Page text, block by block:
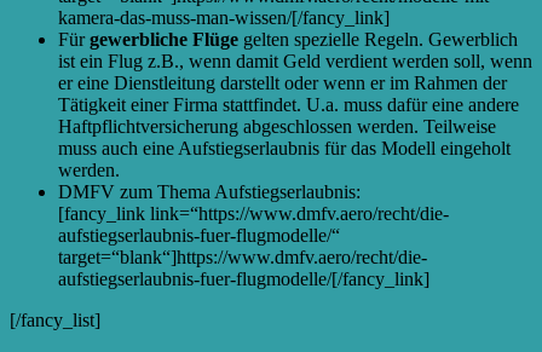
kamera-das-muss-man-wissen/[/fancy_link]
Fürgewerbliche Flüge gelten spezielle Regeln. Gewerblich
ist ein Flug z.B., wenn damit Geld verdient werden soll, wenn
er eine Dienstleitung darstellt oder wenn er im Rahmen der
Tätigkeit einer Firma stattfindet. U.a. muss dafür eine andere
Haftpflichtversicherung abgeschlossen werden. Teilweise
muss auch eine Aufstiegserlaubnis für das Modell eingeholt
werden.
DMFV zum Thema Aufstiegserlaubnis:
[fancy_link link=“https://www.dmfv.aero/recht/die-
aufstiegserlaubnis-fuer-flugmodelle/“
target=“blank“]https://www.dmfv.aero/recht/die-
aufstiegserlaubnis-fuer-flugmodelle/[/fancy_link]
[/fancy_list]